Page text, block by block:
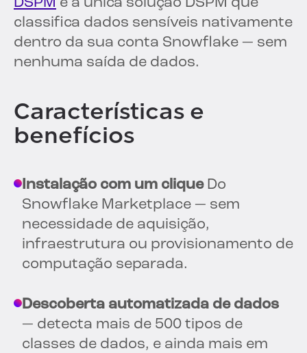
classifica dados sensíveis nativamente
dentro da sua conta Snowflake — sem
nenhuma saída de dados.
Características e
benefícios
Instalação com um cliqueDo
Snowflake Marketplace — sem
necessidade de aquisição,
infraestrutura ou provisionamento de
computação separada.
Descoberta automatizada de dados
— detecta mais de 500 tipos de
classes de dados, e ainda mais em